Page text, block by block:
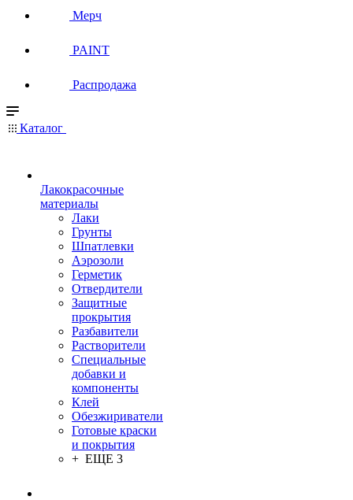
Мерч
PAINT
Распродажа
Каталог
Лакокрасочные
материалы
Лаки
Грунты
Шпатлевки
Аэрозоли
Герметик
Отвердители
Защитные
прокрытия
Разбавители
Растворители
Специальные
добавки и
компоненты
Клей
Обезжириватели
Готовые краски
и покрытия
+ ЕЩЕ 3